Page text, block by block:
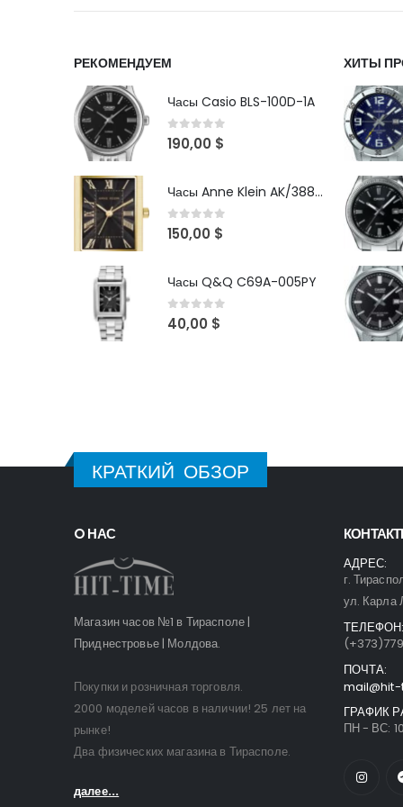
РЕКОМЕНДУЕМ
Часы Casio BLS-100D-1A
0out of 5
190,00 $
Часы Anne Klein AK/3882BKGB
0out of 5
150,00 $
Часы Q&Q C69A-005PY
0 out of 5
40,00 $
ХИТЫ
КРАТКИЙ ОБЗОР
O НАС
Магазин часов №1 в Тирасполе |
Приднестровье | Молдова.
Покупки и розничная торговля.
2000 моделей часов в наличии! 25 лет на
рынке!
Два физических магазина в Тирасполе.
далее...
АДРЕС:
г.
ул. Карла
ТЕЛЕФОН:
ПОЧТА:
ГРАФИК
ПН - ВС: